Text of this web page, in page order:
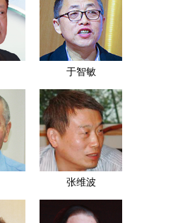
于智敏
张维波